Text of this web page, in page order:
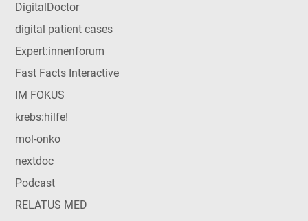
DigitalDoctor
digital patient cases
Expert:innenforum
Fast Facts Interactive
IM FOKUS
krebs:hilfe!
mol-onko
nextdoc
Podcast
RELATUS MED